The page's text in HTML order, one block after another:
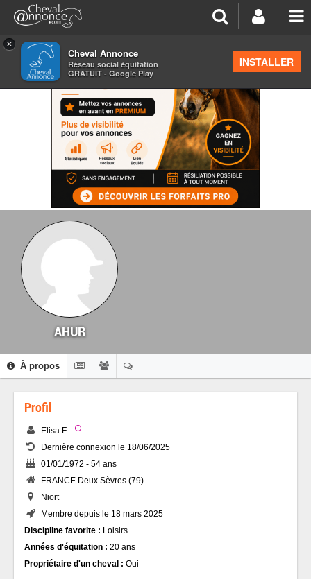
×
Cheval Annonce
Réseau social équitation
GRATUIT - Google Play
INSTALLER
AHUR
À propos
Profil
Elisa F.
Dernière connexion le 18/06/2025
01/01/1972 - 54 ans
FRANCE Deux Sèvres (79)
Niort
Membre depuis le 18 mars 2025
Discipline favorite : Loisirs
Années d'équitation : 20 ans
Propriétaire d'un cheval : Oui